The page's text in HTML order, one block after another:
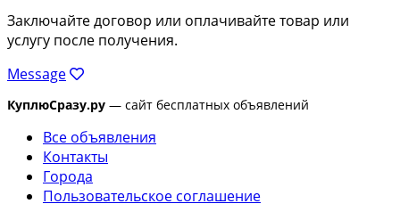
Заключайте договор или оплачивайте товар или
услугу после получения.
Message
КуплюСразу.ру — сайт бесплатных объявлений
Все объявления
Контакты
Города
Пользовательское соглашение